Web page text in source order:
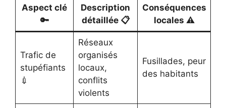
Aspect clé
🔑
Description
détaillée 📋
Conséquences
locales ⚠️
Trafic de
stupéfiants
💉
Réseaux
organisés
locaux,
conflits
violents
Fusillades, peur
des habitants